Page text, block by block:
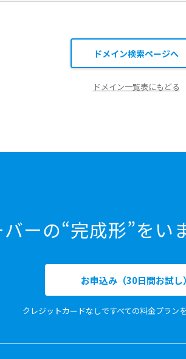
ドメイン検索ページへ
ドメイン一覧表にもどる
ーの“完成形”をい
お申込み（30日間お試し）
クレジットカードなしですべての料金プラン